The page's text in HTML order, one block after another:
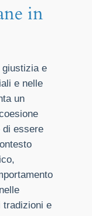
in
giustizia e
e nelle
un
di essere
tradizioni e